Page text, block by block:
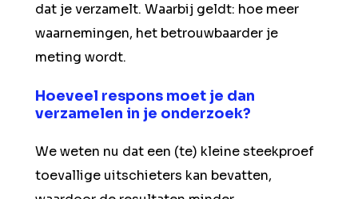
dat je verzamelt. Waarbij geldt: hoe meer
waarnemingen, het betrouwbaarder je
meting wordt.
Hoeveel respons moet je dan
verzamelen in je onderzoek?
We weten nu dat een (te) kleine steekproef
toevallige uitschieters kan bevatten,